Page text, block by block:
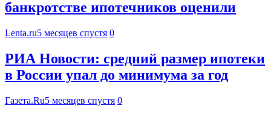
банкротстве ипотечников оценили
Lenta.ru5 месяцев спустя 0
РИА Новости: средний размер ипотеки
в России упал до минимума за год
Газета.Ru5 месяцев спустя 0